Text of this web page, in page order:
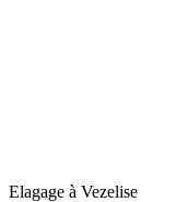
Elagage à Vezelise